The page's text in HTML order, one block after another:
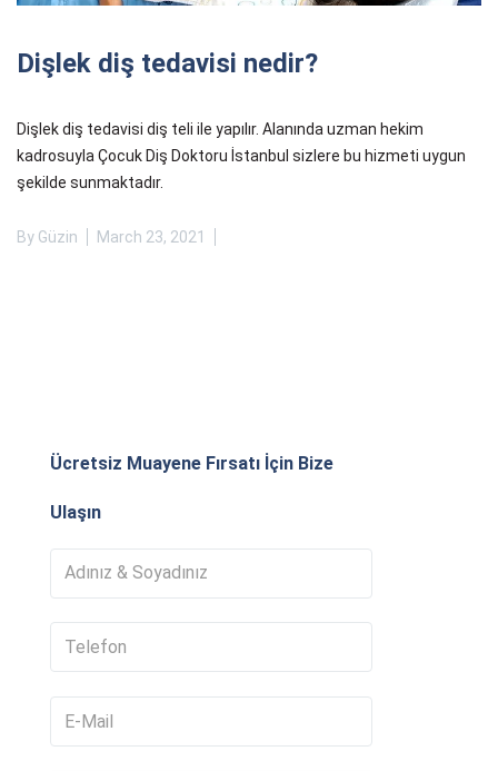
Dişlek diş tedavisi nedir?
Dişlek diş tedavisi diş teli ile yapılır. Alanında uzman hekim
kadrosuyla Çocuk Diş Doktoru İstanbul sizlere bu hizmeti uygun
şekilde sunmaktadır.
By Güzin March 23, 2021
Ücretsiz Muayene Fırsatı İçin Bize
Ulaşın